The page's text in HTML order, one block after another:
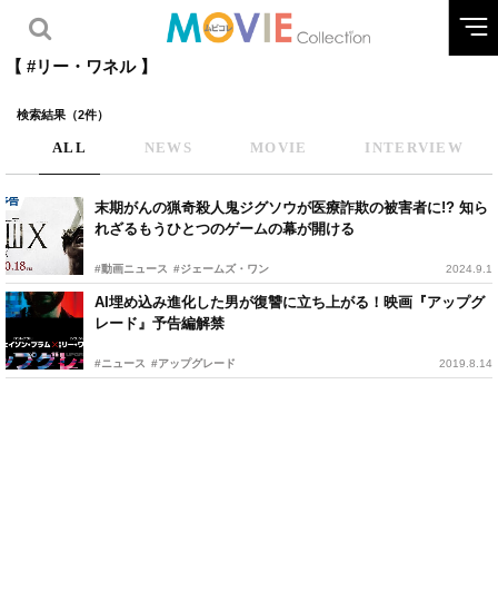
【 #リー・ワネル 】
検索結果（2件）
ALL NEWS MOVIE INTERVIEW
末期がんの猟奇殺人鬼ジグソウが医療詐欺の被害者に!? 知ら
れざるもうひとつのゲームの幕が開ける
#動画ニュース #ジェームズ・ワン 2024.9.1
AI埋め込み進化した男が復讐に立ち上がる！映画『アップグ
レード』予告編解禁
#ニュース #アップグレード 2019.8.14